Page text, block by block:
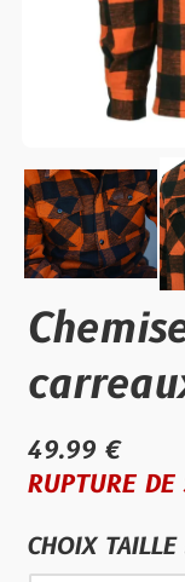
49.99 €
RUPTURE DE
CHOIX TAILLE